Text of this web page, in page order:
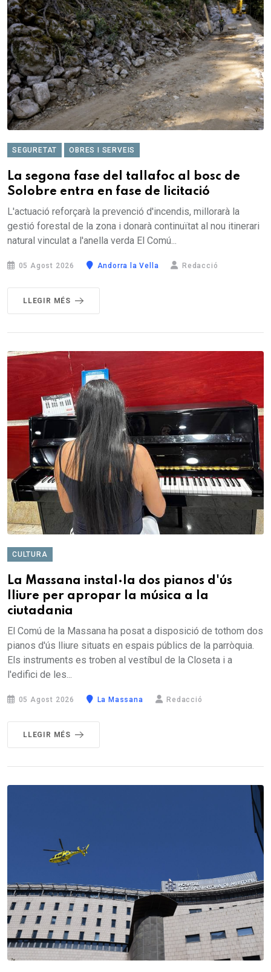
SEGURETAT OBRES I SERVEIS
La segona fase del tallafoc al bosc de
Solobre entra en fase de licitació
L'actuació reforçarà la prevenció d'incendis, millorarà la
gestió forestal de la zona i donarà continuïtat al nou itinerari
natural vinculat a l'anella verda El Comú...
05 Agost 2026 Andorra la Vella Redacció
LLEGIR MÉS
CULTURA
La Massana instal·la dos pianos d'ús
lliure per apropar la música a la
ciutadania
El Comú de la Massana ha posat a disposició de tothom dos
pianos d'ús lliure situats en espais públics de la parròquia.
Els instruments es troben al vestíbul de la Closeta i a
l'edifici de les...
05 Agost 2026 La Massana Redacció
LLEGIR MÉS